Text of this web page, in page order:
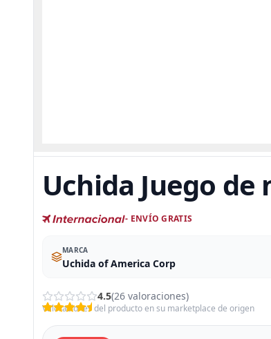
Uchida Juego
- ENVÍO GRATIS
MARCA
‎Uchida of America Corp
4.5(26 valoraciones)
Valoraciones del producto en su marketplace de origen